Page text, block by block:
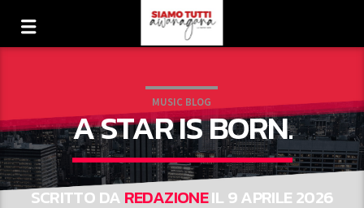
MUSIC BLOG
A STAR IS BORN.
SCRITTO DAREDAZIONEIL 9 APRILE 2026